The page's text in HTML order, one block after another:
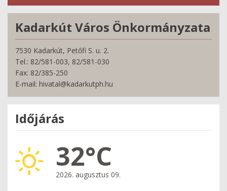
Kadarkút Város Önkormányzata
7530 Kadarkút, Petőfi S. u. 2.
Tel.: 82/581-003, 82/581-030
Fax: 82/385-250
E-mail: hivatal@kadarkutph.hu
Időjárás
32°C
2026. augusztus 09.